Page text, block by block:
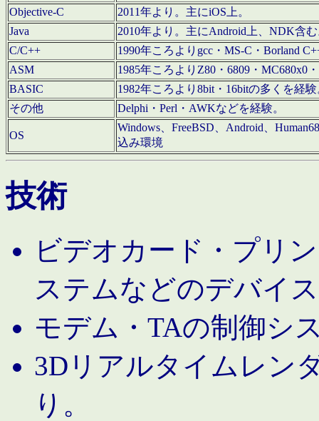
Objective-C
2011年より。主にiOS上。
Java
2010年より。主にAndroid上、NDK含
C/C++
1990年ころよりgcc・MS-C・Borland
ASM
1985年ころよりZ80・6809・MC680x0
BASIC
1982年ころより8bit・16bitの多くを経
その他
Delphi・Perl・AWKなどを経験。
OS
Windows、FreeBSD、Android、
込み環境
技術
ビデオカード・プリ
ステムなどのデバイ
モデム・TAの制御シ
3Dリアルタイムレン
り。